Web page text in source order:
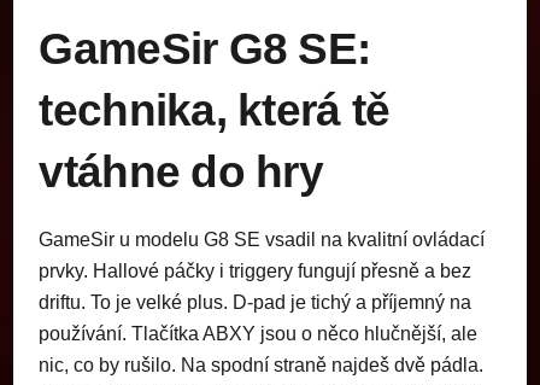
GameSir G8 SE:
technika, která tě
vtáhne do hry
GameSir u modelu G8 SE vsadil na kvalitní ovládací
prvky. Hallové páčky i triggery fungují přesně a bez
driftu. To je velké plus. D-pad je tichý a příjemný na
používání. Tlačítka ABXY jsou o něco hlučnější, ale
nic, co by rušilo. Na spodní straně najdeš dvě pádla.